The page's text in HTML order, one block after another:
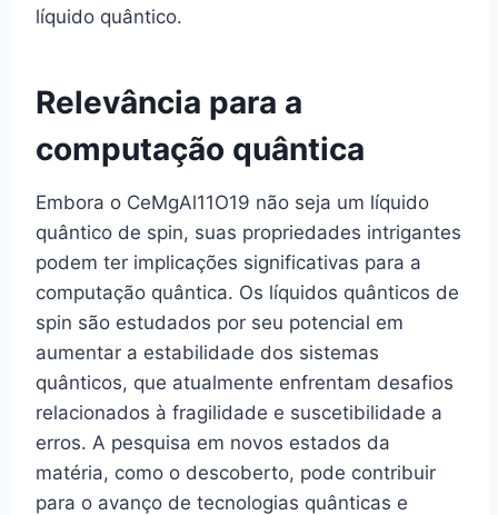
líquido quântico.
Relevância para a
computação quântica
Embora o CeMgAl11O19 não seja um líquido
quântico de spin, suas propriedades intrigantes
podem ter implicações significativas para a
computação quântica. Os líquidos quânticos de
spin são estudados por seu potencial em
aumentar a estabilidade dos sistemas
quânticos, que atualmente enfrentam desafios
relacionados à fragilidade e suscetibilidade a
erros. A pesquisa em novos estados da
matéria, como o descoberto, pode contribuir
para o avanço de tecnologias quânticas e